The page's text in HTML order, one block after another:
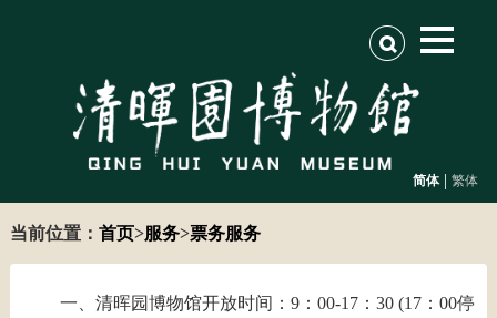
简体 | 繁体
当前位置： 首页>服务>票务服务
一、清晖园博物馆开放时间：9：00-17：30 (17：00停